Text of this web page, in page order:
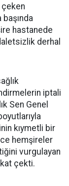
hastanede
derhal
iptali
Sen Genel
kıymetli bir
hemşireler
vurgulayan
çekti.